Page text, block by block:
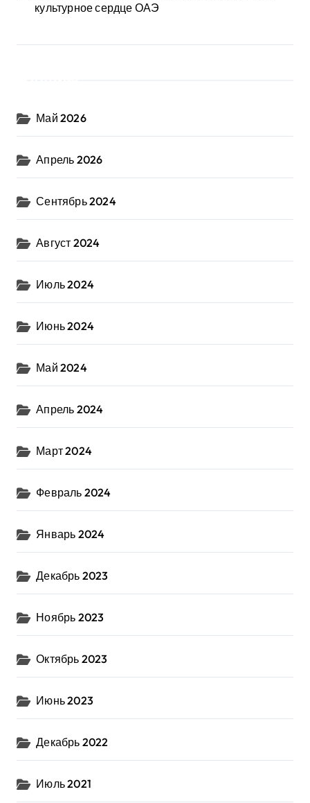
культурное сердце ОАЭ
Май 2026
Апрель 2026
Сентябрь 2024
Август 2024
Июль 2024
Июнь 2024
Май 2024
Апрель 2024
Март 2024
Февраль 2024
Январь 2024
Декабрь 2023
Ноябрь 2023
Октябрь 2023
Июнь 2023
Декабрь 2022
Июль 2021